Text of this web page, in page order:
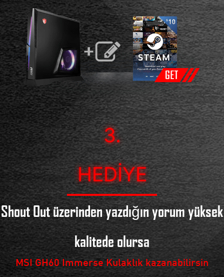
3.
HEDIYE
Shout Out üzerinden yazdığın yorum yüksek
kalitede olursa
MSI GH60 Immerse Kulaklık kazanabilirsin